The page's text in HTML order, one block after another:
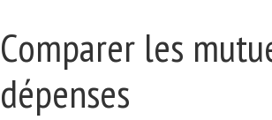
Comparer les
dépenses